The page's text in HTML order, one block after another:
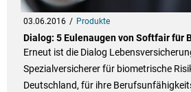
03.06.2016 Produkte
Dialog: 5 Eulenaugen von Softfair für
Erneut ist die Dialog
Spezialversicherer für biometrische
Deutschland, für ihre